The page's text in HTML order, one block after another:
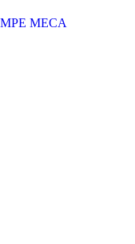
MECA